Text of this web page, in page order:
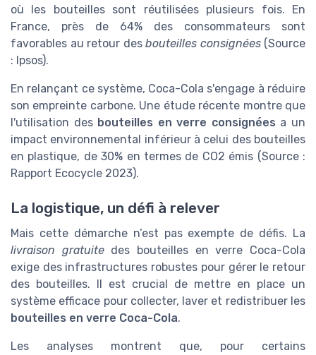
où les bouteilles sont réutilisées plusieurs fois. En
France, près de 64% des consommateurs sont
favorables au retour des bouteilles consignées(Source
: Ipsos).
En relançant ce système, Coca-Cola s'engage à réduire
son empreinte carbone. Une étude récente montre que
l'utilisation des bouteilles en verre consignées a un
impact environnemental inférieur à celui des bouteilles
en plastique, de 30% en termes de CO2 émis (Source :
Rapport Ecocycle 2023).
La logistique, un défi à relever
Mais cette démarche n’est pas exempte de défis. La
livraison gratuitedes bouteilles en verre Coca-Cola
exige des infrastructures robustes pour gérer le retour
des bouteilles. Il est crucial de mettre en place un
système efficace pour collecter, laver et redistribuer les
bouteilles en verre Coca-Cola.
Les analyses montrent que, pour certains